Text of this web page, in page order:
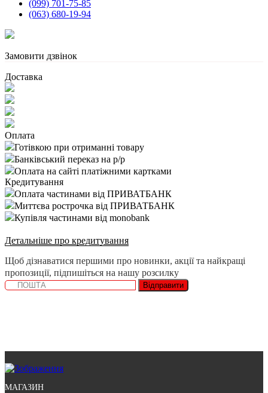
(099) 701-75-85
(063) 680-19-94
Замовити дзвінок
Доставка
Оплата
Готівкою при отриманні товару
Банківський переказ на р/р
Оплата на сайті платіжними картками
Кредитування
Оплата частинами від ПРИВАТБАНК
Миттєва рострочка від ПРИВАТБАНК
Купівля частинами від monobank
Детальніше про кредитування
Щоб дізнаватися першими про новинки, акції та найкращі
пропозиції, підпишіться на нашу розсилку
Відправити
МАГАЗИН